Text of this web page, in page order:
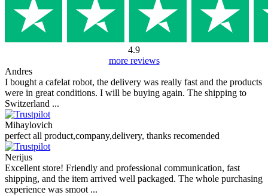
4.9
more reviews
Andres
I bought a cafelat robot, the delivery was really fast and the products
were in great conditions. I will be buying again. The shipping to
Switzerland ...
Mihaylovich
perfect all product,company,delivery, thanks recomended
Nerijus
Excellent store! Friendly and professional communication, fast
shipping, and the item arrived well packaged. The whole purchasing
experience was smoot ...